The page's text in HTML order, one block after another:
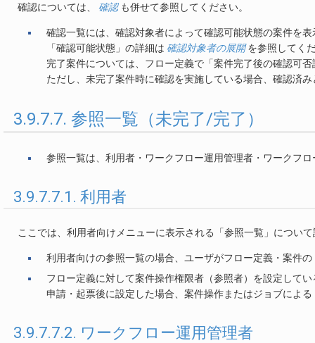
確認については、 確認も併せて参照してください。
確認一覧には、確認対象者によって確認可能状態の案件を表
「確認可能状態」の詳細は 確認対象者の展開を参照してく
完了案件については、フロー定義で「案件完了後の確認可
ただし、未完了案件時に確認を実施している場合、確認済
3.9.7.7. 参照一覧（未完了/完了）
参照一覧は、利用者・ワークフロー運用管理者・ワークフ
3.9.7.7.1. 利用者
ここでは、利用者向けメニューに表示される「参照一覧」につい
利用者向けの参照一覧の場合、ユーザがフロー定義・案件
フロー定義に対して案件操作権限者（参照者）を設定して
申請・起票後に設定した場合、案件操作またはジョブによ
3.9.7.7.2. ワークフロー運用管理者